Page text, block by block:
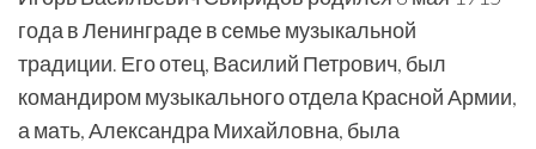
года в Ленинграде в семье музыкальной
традиции. Его отец, Василий Петрович, был
командиром музыкального отдела Красной Армии,
а мать, Александра Михайловна, была